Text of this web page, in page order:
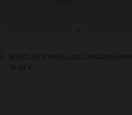
+
15,99 €